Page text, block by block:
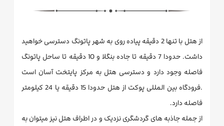
از هتل با تنها 2 دقیقه پیاده روی به شهر پاتونگ دسترسی خواهید
داشت. حدودا 7 دقیقه تا جاده بنگلا و 10 دقیقه تا ساحل پاتونگ
فاصله وجود دارد و دسترسی هتل به مرکز پایتخت آسان است
.فرودگاه بین المللی پوکت از هتل حدودا 15 دقیقه یا 24 کیلومتر
فاصله دارد.
از جمله جاذبه های گردشگری نزدیک و در اطراف هتل نیز میتوان به